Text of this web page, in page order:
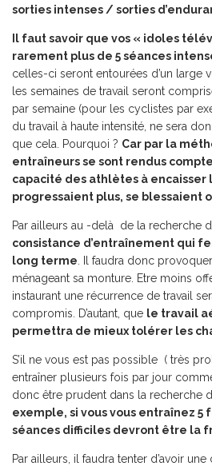
sorties intenses / sorties
Il faut savoir que vos « idoles
rarement plus de 5 séances
celles-ci seront entourées d’un large
les semaines de travail seront
par semaine (pour les cyclistes par
du travail à haute intensité, ne sera
que cela. Pourquoi ? Car par la
entraîneurs se sont rendus
capacité des athlètes à encaisser
progressaient plus, se blessaient
Par ailleurs au -delà de la recherche
consistance d’entraînement qui
long terme . Il faudra donc
ménageant sa monture. Etre moins
instaurant une récurrence de travail
compromis. D’autant, que le travail
permettra de mieux tolérer les
S’il ne vous est pas possible ( très
entraîner plusieurs fois par jour
donc être prudent dans la recherche
exemple, si vous vous entraînez 5
séances difficiles devront être la
Par ailleurs, il faudra tenter d’avoir